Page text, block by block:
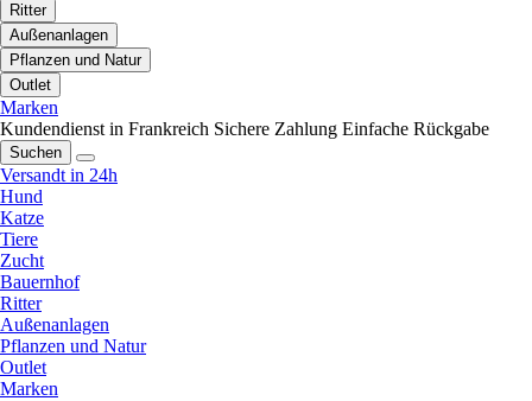
Ritter
Außenanlagen
Pflanzen und Natur
Outlet
Marken
Kundendienst in Frankreich Sichere Zahlung Einfache Rückgabe
Suchen
Versandt in 24h
Hund
Katze
Tiere
Zucht
Bauernhof
Ritter
Außenanlagen
Pflanzen und Natur
Outlet
Marken